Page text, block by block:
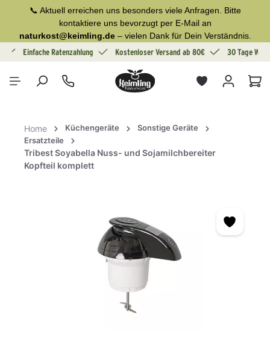
springen
📞 Aktuell erreichen uns besonders viele Anfragen. Bitte
kontaktiere uns bevorzugt per E-Mail an
naturkost@keimling.de– vielen Dank für Dein Verständnis.
Einfache Ratenzahlung Kostenloser Versand ab 80€ 30 Tage
Home Küchengeräte
Sonstige Geräte
Ersatzteile
Tribest Soyabella Nuss- und Sojamilchbereiter
Kopfteil komplett